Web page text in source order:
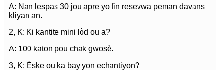
A: Nan lespas 30 jou apre yo fin resevwa peman davans
kliyan an.
2, K: Ki kantite mini lòd ou a?
A: 100 katon pou chak gwosè.
3, K: Èske ou ka bay yon echantiyon?